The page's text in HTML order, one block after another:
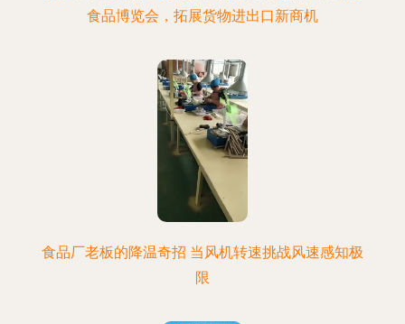
食品博览会，拓展货物进出口新商机
食品厂老板的降温奇招 当风机转速挑战风速感知极
限